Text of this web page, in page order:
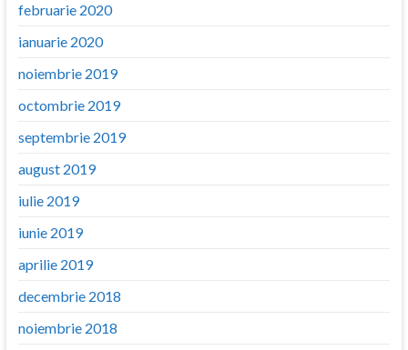
februarie 2020
ianuarie 2020
noiembrie 2019
octombrie 2019
septembrie 2019
august 2019
iulie 2019
iunie 2019
aprilie 2019
decembrie 2018
noiembrie 2018